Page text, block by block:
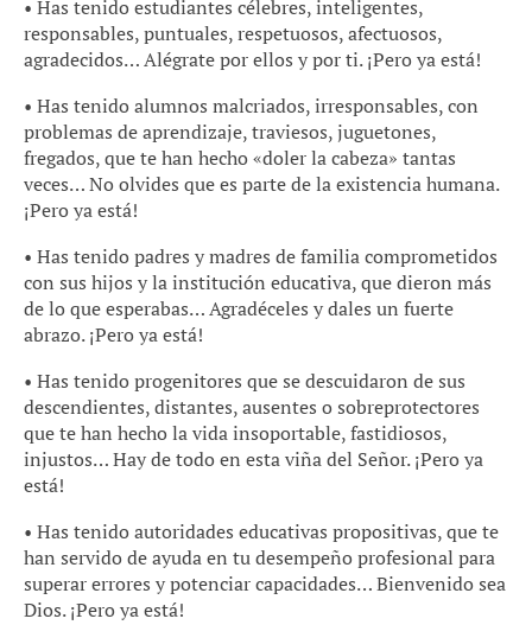
• Has tenido estudiantes célebres, inteligentes,
responsables, puntuales, respetuosos, afectuosos,
agradecidos… Alégrate por ellos y por ti. ¡Pero ya está!
• Has tenido alumnos malcriados, irresponsables, con
problemas de aprendizaje, traviesos, juguetones,
fregados, que te han hecho «doler la cabeza» tantas
veces… No olvides que es parte de la existencia humana.
¡Pero ya está!
• Has tenido padres y madres de familia comprometidos
con sus hijos y la institución educativa, que dieron más
de lo que esperabas… Agradéceles y dales un fuerte
abrazo. ¡Pero ya está!
• Has tenido progenitores que se descuidaron de sus
descendientes, distantes, ausentes o sobreprotectores
que te han hecho la vida insoportable, fastidiosos,
injustos… Hay de todo en esta viña del Señor. ¡Pero ya
está!
• Has tenido autoridades educativas propositivas, que te
han servido de ayuda en tu desempeño profesional para
superar errores y potenciar capacidades… Bienvenido sea
Dios. ¡Pero ya está!